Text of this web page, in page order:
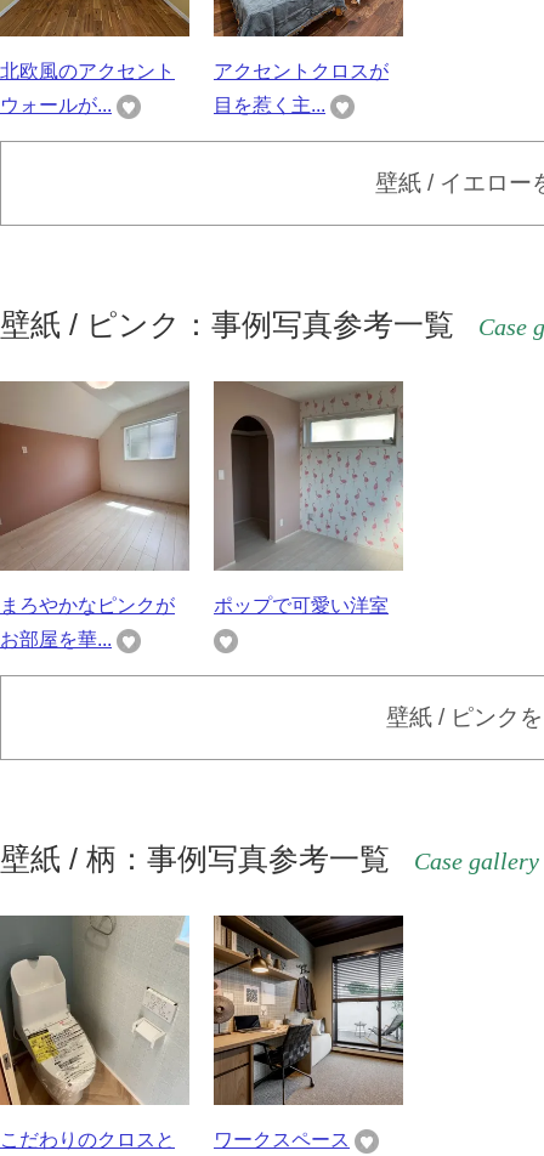
北欧風のアクセント
ウォールが...
アクセントクロスが
目を惹く主...
壁紙 / イエロー
壁紙 / ピンク：事例写真参考一覧 Case
まろやかなピンクが
お部屋を華...
ポップで可愛い洋室
壁紙 / ピンク
壁紙 / 柄：事例写真参考一覧 Case gallery
こだわりのクロスと
ワークスペース